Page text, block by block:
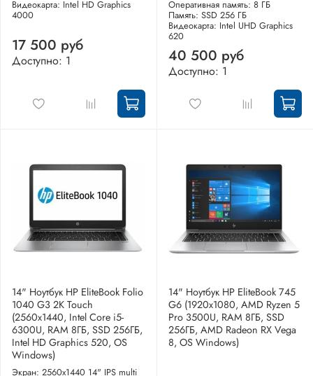
Видеокарта: Intel HD Graphics
4000
17 500 руб
Доступно: 1
Оперативная память: 8 ГБ
Память: SSD 256 ГБ
Видеокарта: Intel UHD Graphics
620
40 500 руб
Доступно: 1
14" Ноутбук HP EliteBook Folio
1040 G3 2K Touch
(2560x1440, Intel Core i5-
6300U, RAM 8ГБ, SSD 256ГБ,
Intel HD Graphics 520, OS
Windows)
Экран: 2560x1440 14" IPS multi
14" Ноутбук HP EliteBook 745
G6 (1920x1080, AMD Ryzen 5
Pro 3500U, RAM 8ГБ, SSD
256ГБ, AMD Radeon RX Vega
8, OS Windows)